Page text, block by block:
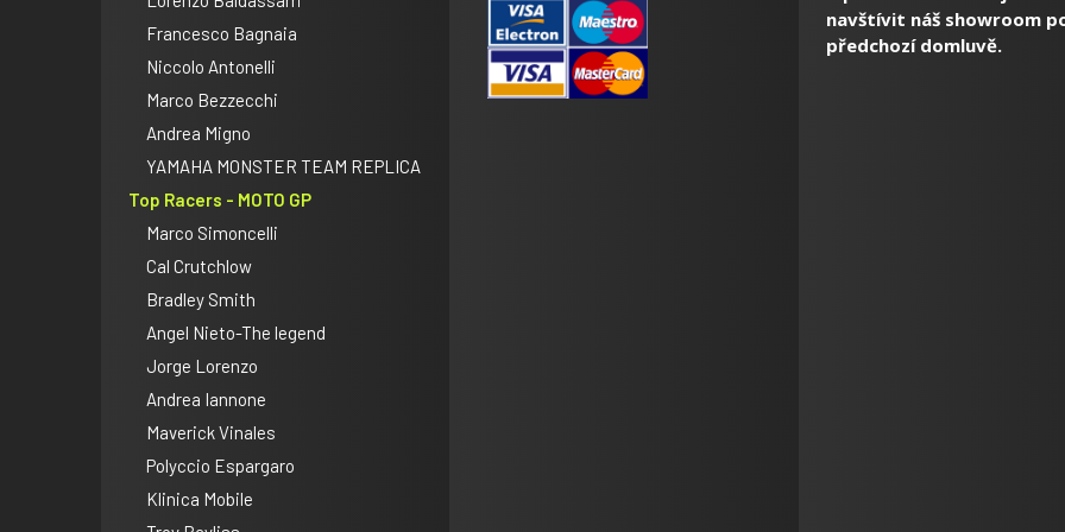
Francesco Bagnaia
Niccolo Antonelli
Marco Bezzecchi
Andrea Migno
YAMAHA MONSTER TEAM REPLICA
Top Racers - MOTO GP
Marco Simoncelli
Cal Crutchlow
Bradley Smith
Angel Nieto-The legend
Jorge Lorenzo
Andrea Iannone
Maverick Vinales
Polyccio Espargaro
Klinica Mobile
navštívit náš showroom
předchozí domluvě.